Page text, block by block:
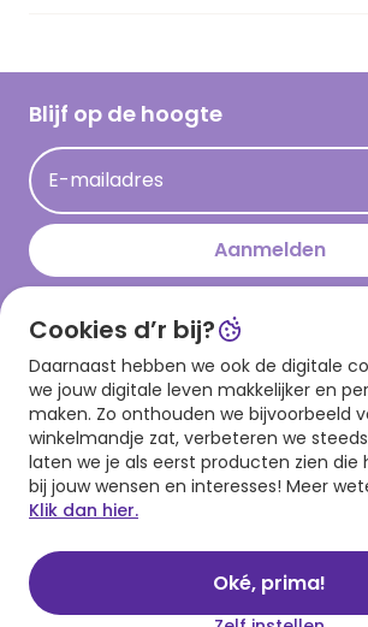
Hallmark Kaartclub
Acties
Persberichten
Hallmark en Kinderpostzegels
Cadeau inspiratie
Kaartinspiratie
Blijf op de hoogte
E-mailadres
Aanmelden
Download onze app
Cookies d’r bij?
Daarnaast hebben we ook de digitale
we jouw digitale leven makkelijker en
maken. Zo onthouden we bijvoorbeeld
winkelmandje zat, verbeteren we
laten we je als eerst producten zien die
bij jouw wensen en interesses! Meer
Klik dan hier.
Oké, prima!